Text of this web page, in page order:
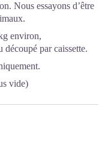
Nous essayons d’être
environ,
découpé par caissette.
vide)